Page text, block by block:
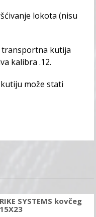
lokota (nisu
transportna kutija
kalibra .12.
može stati
SYSTEMS kovčeg